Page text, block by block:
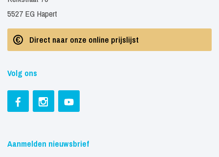
5527 EG Hapert
Direct naar onze online prijslijst
Volg ons
Aanmelden nieuwsbrief